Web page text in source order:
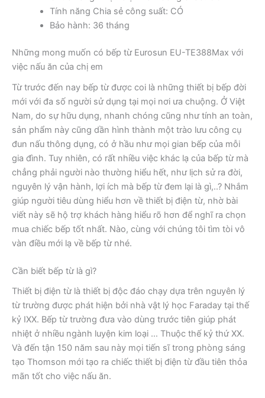
Tính năng Chia sẻ công suất: CÓ
Bảo hành: 36 tháng
Những mong muốn có bếp từ Eurosun EU-TE388Max với
việc nấu ăn của chị em
Từ trước đến nay bếp từ được coi là những thiết bị bếp đời
mới với đa số người sử dụng tại mọi nơi ưa chuộng. Ở Việt
Nam, do sự hữu dụng, nhanh chóng cũng như tính an toàn,
sản phẩm này cũng dần hình thành một trào lưu công cụ
đun nấu thông dụng, có ở hầu như mọi gian bếp của mỗi
gia đình. Tuy nhiên, có rất nhiều việc khác lạ của bếp từ mà
chẳng phải người nào thường hiểu hết, như lịch sử ra đời,
nguyên lý vận hành, lợi ích mà bếp từ đem lại là gì,..? Nhắm
giúp người tiêu dùng hiểu hơn về thiết bị điện từ, nhờ bài
viết này sẽ hộ trợ khách hàng hiểu rõ hơn để nghĩ ra chọn
mua chiếc bếp tốt nhất. Nào, cùng với chúng tôi tìm tòi vô
vàn điều mới lạ về bếp từ nhé.
Cần biết bếp từ là gì?
Thiết bị điện từ là thiết bị độc đáo chạy dựa trên nguyên lý
từ trường được phát hiện bởi nhà vật lý học Faraday tại thế
kỷ IXX. Bếp từ trường đưa vào dùng trước tiên giúp phát
nhiệt ở nhiều ngành luyện kim loại … Thuộc thế kỷ thứ XX.
Và đến tận 150 năm sau này mọi tiến sĩ trong phòng sáng
tạo Thomson mới tạo ra chiếc thiết bị điện từ đầu tiên thỏa
mãn tốt cho việc nấu ăn.